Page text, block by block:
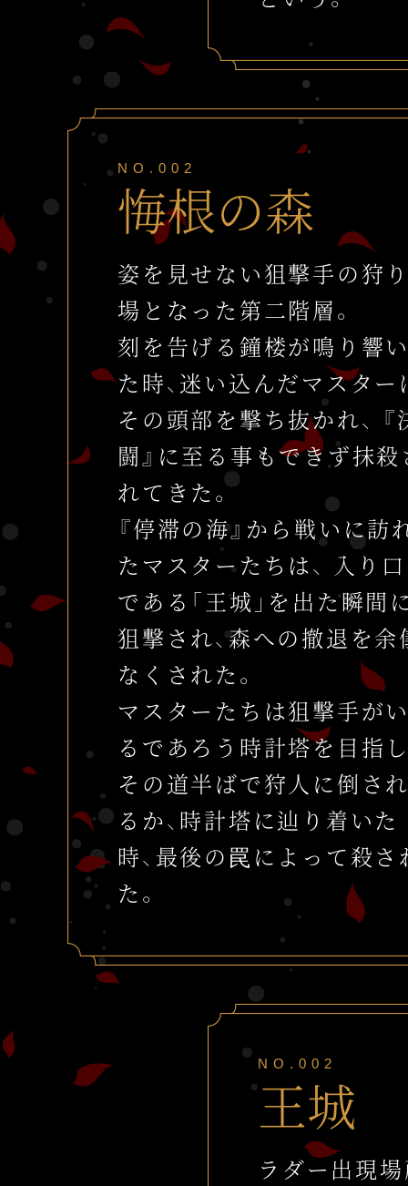
NO.002
悔根の森
姿を見せない狙撃手の狩
場となった第二階層。
刻を告げる鐘楼が鳴り響
た時、 迷い込んだマスター
その頭部を撃ち抜かれ、
闘』に至る事もできず抹殺
れてきた。
『停滞の海』から戦いに訪
たマスターたちは、 入り口
である「王城」を出た瞬間
狙撃され、森への撤退を余
なくされた。
マスターたちは狙撃手が
るであろう時計塔を目指し
その道半ばで狩人に倒さ
るか、時計塔に辿り着いた
時、 最後の罠によって殺さ
た。
NO.002
王城
ラダー出現